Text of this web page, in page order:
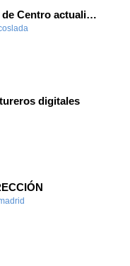
Proyecto Educativo de Centro actualizado 2026
digitales